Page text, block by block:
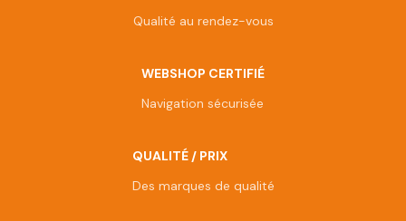
Qualité au rendez-vous
WEBSHOP CERTIFIÉ
Navigation sécurisée
QUALITÉ / PRIX
Des marques de qualité